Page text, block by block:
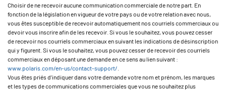
Choisir de ne recevoir aucune communication commerciale de notre part. En
fonction de la législation en vigueur de votre pays ou de votre relation avec nous,
vous êtes susceptible de recevoir automatiquement nos courriels commerciaux ou
devoir vous inscrire afin de les recevoir. Si vous le souhaitez, vous pouvez cesser
de recevoir nos courriels commerciaux en suivant les indications de désinscription
qui y figurent. Si vous le souhaitez, vous pouvez cesser de recevoir des courriels
commerciaux en déposant une demande en ce sens au lien suivant :
www.polaris.com/en-us/contact-support/
Vous êtes priés d’indiquer dans votre demande votre nom et prénom, les marques
et les types de communications commerciales que vous ne souhaitez plus